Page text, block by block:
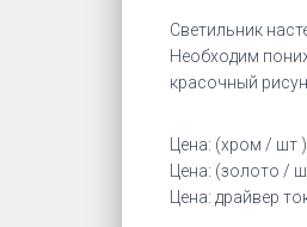
Светильник
Необходим
красочный
Цена: (хром / шт
Цена: (золото /
Цена: драйвер